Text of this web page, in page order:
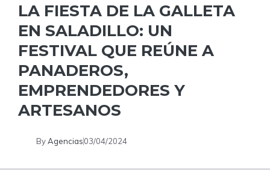
LA FIESTA DE LA GALLETA
EN SALADILLO: UN
FESTIVAL QUE REÚNE A
PANADEROS,
EMPRENDEDORES Y
ARTESANOS
ByAgencias03/04/2024